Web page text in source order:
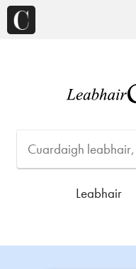
Leabhair